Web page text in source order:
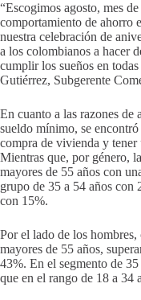
“Escogimos agosto, mes
comportamiento de ahorro
nuestra celebración de
a los colombianos a hacer
cumplir los sueños en
Gutiérrez, Subgerente
En cuanto a las razones de
sueldo mínimo, se
compra de vivienda y tener
Mientras que, por género,
mayores de 55 años con
grupo de 35 a 54 años con
con 15%.
Por el lado de los
mayores de 55 años,
43%. En el segmento de
que en el rango de 18 a 34